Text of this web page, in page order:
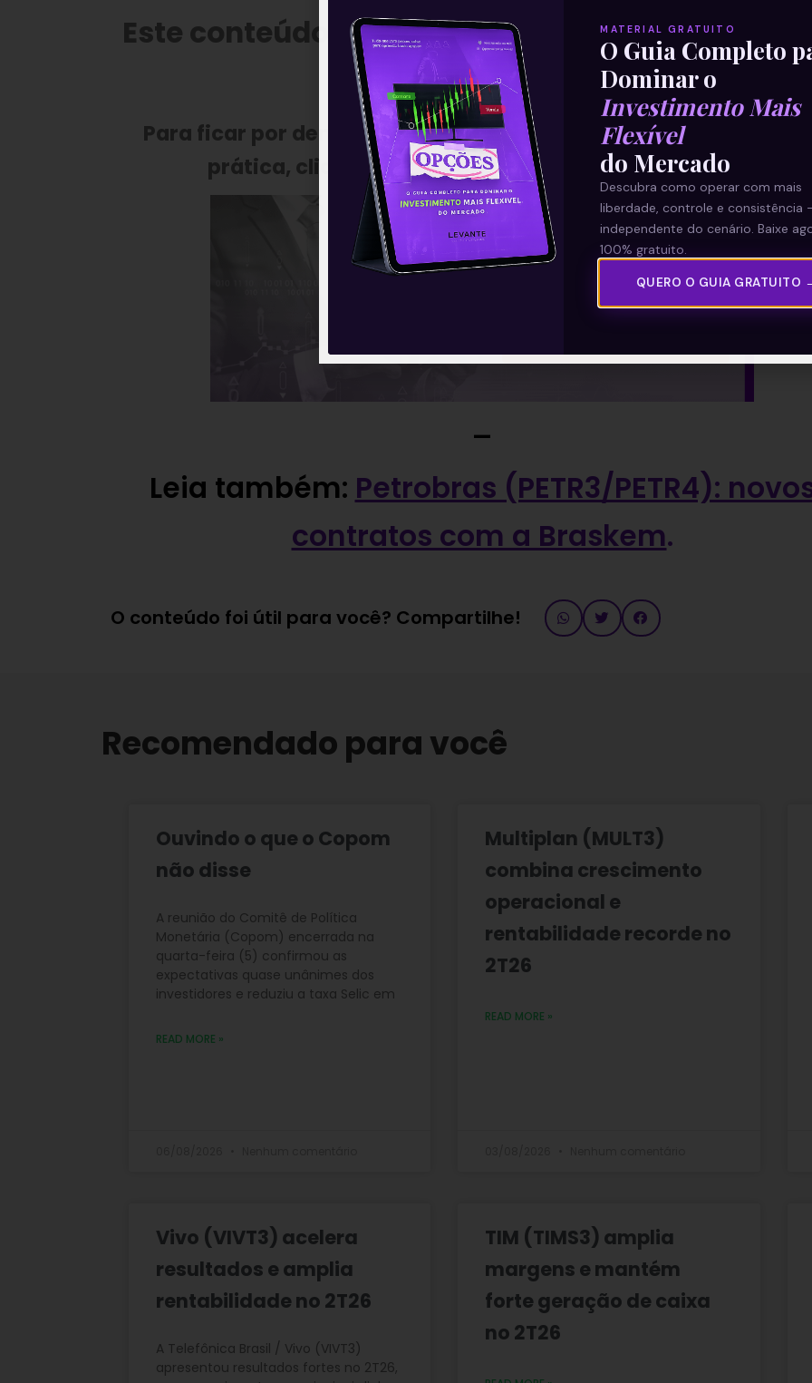
Este conteúdo faz parte da nossa Newsletter
Com Isso’
Para ficar por dentro do universo dos investimentos de maneira
prática, clique abaixo einscreva-se gratuitamente
—
Leia também: Petrobras (PETR3/PETR4):
contratos com a Braskem.
O conteúdo foi útil para você? Compartilhe!
Recomendado para você
Ouvindo o que o Copom
não disse
A reunião do Comitê de Política
Monetária (Copom) encerrada na
quarta-feira (5) confirmou as
expectativas quase unânimes dos
investidores e reduziu a taxa Selic em
READ MORE »
Multiplan (MULT3)
combina crescimento
operacional e
rentabilidade recorde no
2T26
READ MORE »
Vivo (VIVT3) acelera
resultados e amplia
rentabilidade no 2T26
A Telefônica Brasil / Vivo (VIVT3)
apresentou resultados fortes no 2T26,
TIM (TIMS3) amplia
margens e mantém
forte geração de caixa
no 2T26
MATERIAL GRATUITO
O Guia Completo
Dominar o
Investimento Mais
Flexível
do Mercado
Descubra como operar com mais
liberdade, controle e consistência
independente do cenário. Baixe
100% gratuito.
QUERO O GUIA GRATUITO